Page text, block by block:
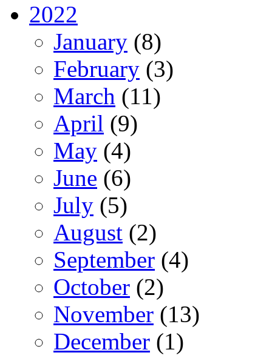
2022
January (8)
February (3)
March (11)
April (9)
May (4)
June (6)
July (5)
August (2)
September (4)
October (2)
November (13)
December (1)